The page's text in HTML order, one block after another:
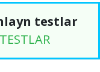
testlar